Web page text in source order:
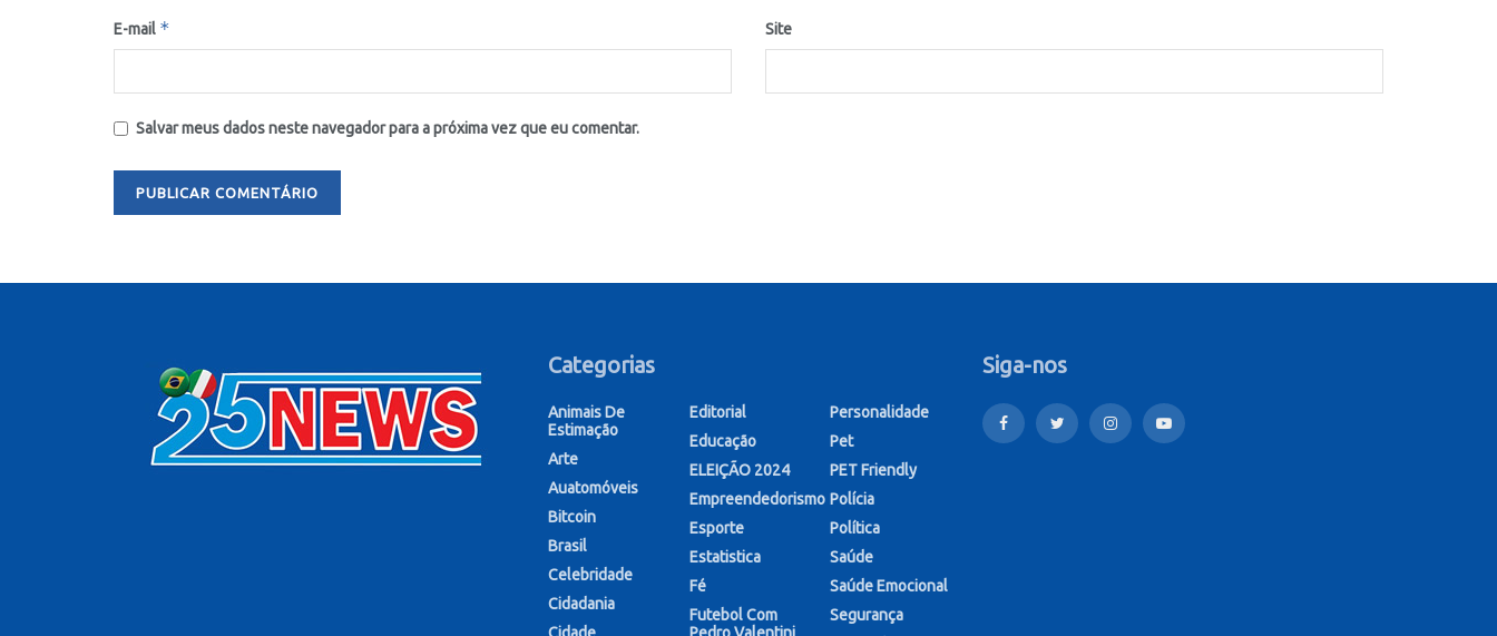
E-mail * Site
Salvar meus dados neste navegador para a próxima vez que eu comentar.
Categorias
Animais De
Estimação
Arte
Auatomóveis
Bitcoin
Brasil
Celebridade
Cidadania
Editorial
Educação
ELEIÇÃO 2024
Empreendedorismo
Esporte
Estatistica
Fé
Futebol Com
Personalidade
Pet
PET Friendly
Polícia
Política
Saúde
Saúde Emocional
Segurança
Siga-nos